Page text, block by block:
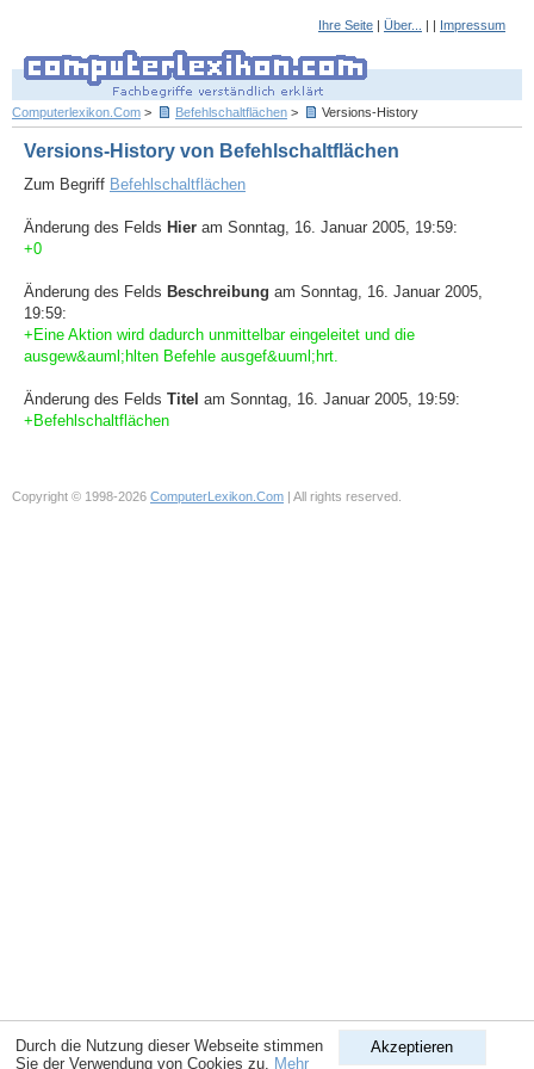
Ihre Seite | Über... | | Impressum
Computerlexikon.Com > Befehlschaltflächen > Versions-History
Versions-History von Befehlschaltflächen
Zum Begriff Befehlschaltflächen
Änderung des Felds Hier am Sonntag, 16. Januar 2005, 19:59:
+0
Änderung des Felds Beschreibung am Sonntag, 16. Januar 2005,
19:59:
+Eine Aktion wird dadurch unmittelbar eingeleitet und die
ausgew&auml;hlten Befehle ausgef&uuml;hrt.
Änderung des Felds Titel am Sonntag, 16. Januar 2005, 19:59:
+Befehlschaltflächen
Akzeptieren
Durch die Nutzung dieser Webseite stimmen
Sie der Verwendung von Cookies zu. Mehr
Copyright © 1998-2026 ComputerLexikon.Com | All rights reserved.